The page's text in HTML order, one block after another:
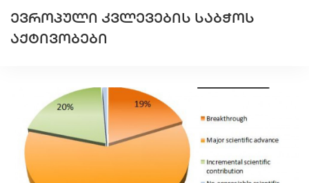
ᲔᲕᲠᲝᲞᲣᲚᲘ ᲙᲕᲚᲔᲕᲔᲑᲘᲡ ᲡᲐᲑᲭᲝᲡ
ᲐᲥᲢᲘᲕᲝᲑᲔᲑᲘ